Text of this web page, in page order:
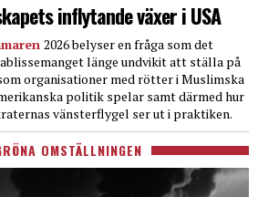
inflytande växer i USA
2026 belyser en fråga som det
länge undvikit att ställa på
organisationer med rötter i Muslimska
politik spelar samt därmed hur
vänsterflygel ser ut i praktiken.
OMSTÄLLNINGEN